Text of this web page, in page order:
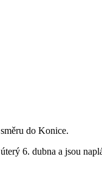
do Konice.
6. dubna a jsou